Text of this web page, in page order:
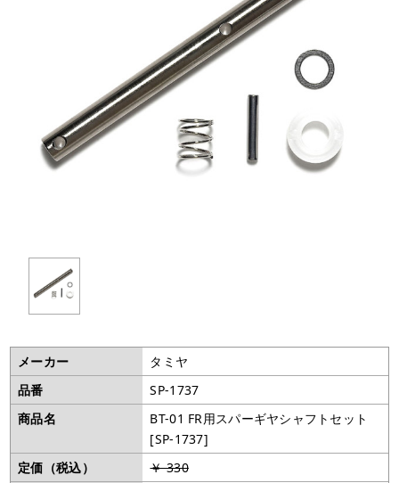
メーカー
タミヤ
品番
SP-1737
商品名
BT-01 FR用スパーギヤシャフトセット
[SP-1737]
定価（税込）
￥ 330